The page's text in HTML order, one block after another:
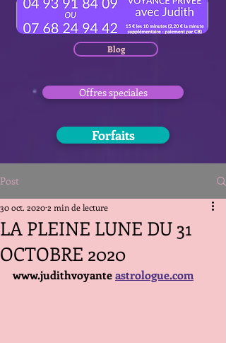
Blog
Offres speciales
Forfaits
Post
LA PLEINE LUNE DU 31
OCTOBRE 2020
30 oct. 20202 min de lecture
www.judithvoyante astrologue.com